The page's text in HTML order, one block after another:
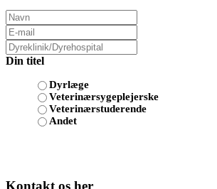
Din titel
Dyrlæge
Veterinærsygeplejerske
Veterinærstuderende
Andet
Kontakt os her